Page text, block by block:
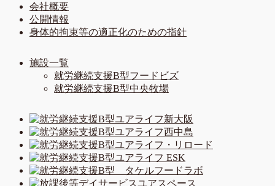
会社概要
公開情報
身体的拘束等の適正化のための指針
施設一覧
就労継続支援B型フードビズ
就労継続支援B型中央牧場